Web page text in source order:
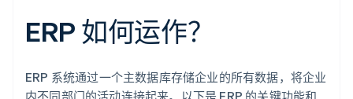
ERP 如何运作？
ERP 系统通过一个主数据库存储企业的所有数据，将企业